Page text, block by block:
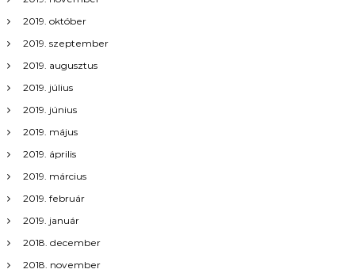
c
i
ó
2019. október
2019. szeptember
2019. augusztus
2019. július
2019. június
2019. május
2019. április
2019. március
2019. február
2019. január
2018. december
2018. november